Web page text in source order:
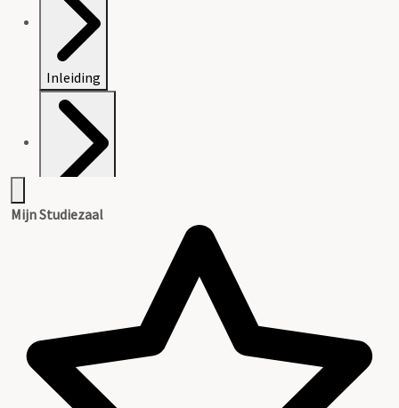
Inleiding
Mijn Studiezaal